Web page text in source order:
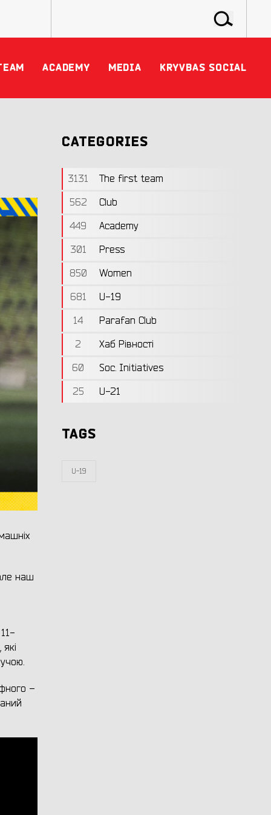
ACADEMY MEDIA KRYVBAS SOCIAL
наш
–
CATEGORIES
3131
The first team
562
Club
449
Academy
301
Press
850
Women
681
U-19
14
Parafan Club
2
Хаб Рівності
60
Soc. Initiatives
25
U-21
TAGS
U-19